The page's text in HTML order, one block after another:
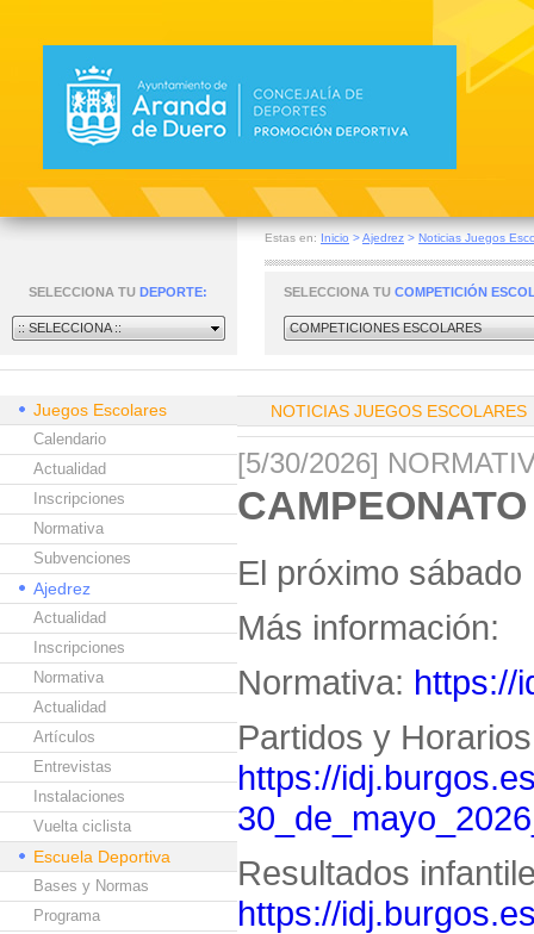
Estas en: Inicio >Ajedrez > Noticias Juegos
SELECCIONA TUDEPORTE:
:: SELECCIONA ::
SELECCIONA TU COMPETICIÓN
COMPETICIONES ESCOLARES
Juegos Escolares
Calendario
Actualidad
Inscripciones
Normativa
Subvenciones
Ajedrez
Actualidad
Inscripciones
Normativa
Actualidad
Artículos
Entrevistas
Instalaciones
Vuelta ciclista
Escuela Deportiva
Bases y Normas
Programa
NOTICIAS JUEGOS ESCOLARES
[5/30/2026]
El próximo
Más información:
Normativa: https://
Partidos y
https://
Resultados
https://